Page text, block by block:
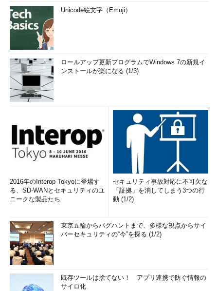
Unicode絵文字（Emoji）
ロールアップ更新プログラムでWindows 7の新規イ
ンストールが楽になる (1/3)
2016年のInterop Tokyoに登場す
る、SD-WANとセキュリティのユ
ニークな製品たち
セキュリティ事故対応に不可欠な
「証拠」を消してしまう3つの行
動 (1/2)
東京五輪からバグハントまで、多様な視点からサイ
バーセキュリティの“今”を探る (1/2)
既存ツールは捨てない！ アプリ連携で防ぐ情報の
サイロ化